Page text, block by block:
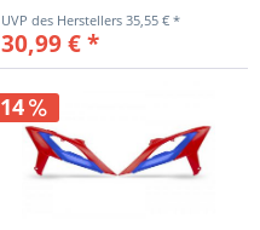
35,55 € *
30,99 € *
14